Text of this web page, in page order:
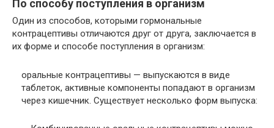
По способу поступления в организм
Один из способов, которыми гормональные
контрацептивы отличаются друг от друга, заключается в
их форме и способе поступления в организм:
оральные контрацептивы — выпускаются в виде
таблеток, активные компоненты попадают в организм
через кишечник. Существует несколько форм выпуска: